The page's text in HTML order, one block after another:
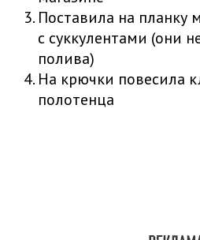
Поставила на планку
с суккулентами (они
полива)
На крючки повесила
полотенца